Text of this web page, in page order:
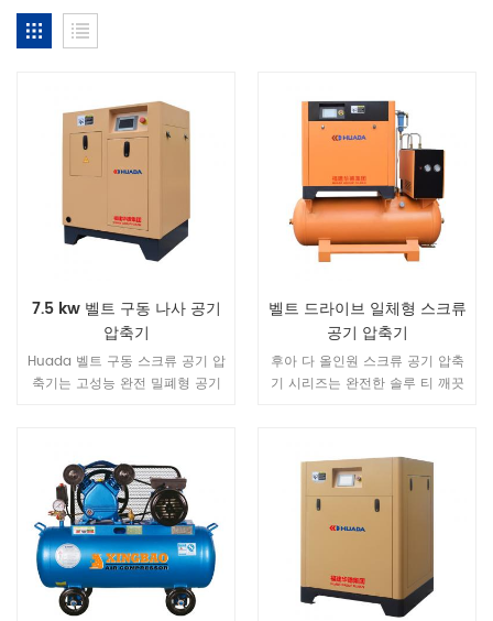
7.5 kw 벨트 구동 나사 공기
압축기
Huada 벨트 구동 스크류 공기 압
축기는 고성능 완전 밀폐형 공기
달성 고온 조건에서 고장없이 장
기간 연속
벨트 드라이브 일체형 스크류
공기 압축기
후아 다 올인원 스크류 공기 압축
기 시리즈는 완전한 솔루 티 깨끗
만하면 비용 절감 및 space.